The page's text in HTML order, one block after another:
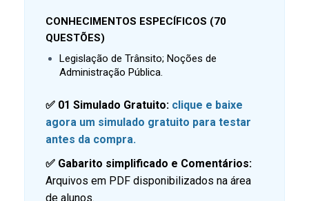
CONHECIMENTOS ESPECÍFICOS (70
QUESTÕES)
Legislação de Trânsito; Noções de
Administração Pública.
✅ 01 Simulado Gratuito: clique e baixe
agora um simulado gratuito para testar
antes da compra.
✅ Gabarito simplificado e Comentários:
Arquivos em PDF disponibilizados na área
de alunos.